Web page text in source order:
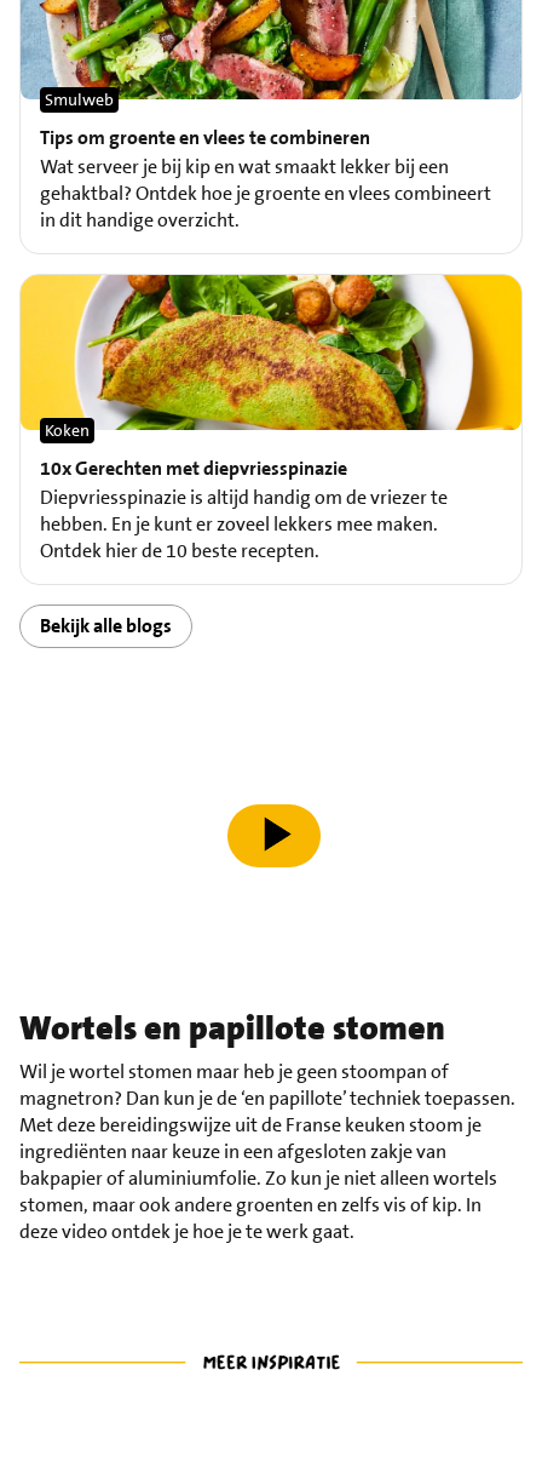
Tips om groente en vlees te combineren
Smulweb
Wat serveer je bij kip en wat smaakt lekker bij een
gehaktbal? Ontdek hoe je groente en vlees combineert
in dit handige overzicht.
10x Gerechten met diepvriesspinazie
Koken
Diepvriesspinazie is altijd handig om de vriezer te
hebben. En je kunt er zoveel lekkers mee maken.
Ontdek hier de 10 beste recepten.
Bekijk alle blogs
speel video af
Wortels en papillote stomen
Wil je wortel stomen maar heb je geen stoompan of
magnetron? Dan kun je de ‘en papillote’ techniek toepassen.
Met deze bereidingswijze uit de Franse keuken stoom je
ingrediënten naar keuze in een afgesloten zakje van
bakpapier of aluminiumfolie. Zo kun je niet alleen wortels
stomen, maar ook andere groenten en zelfs vis of kip. In
deze video ontdek je hoe je te werk gaat.